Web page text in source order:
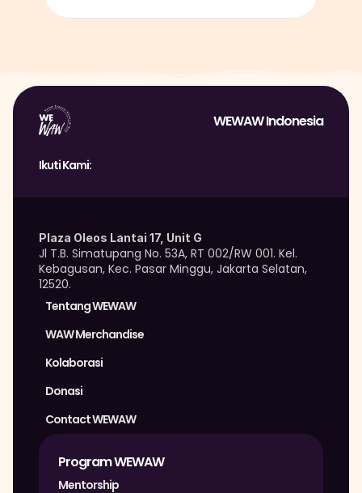
WEWAW Indonesia
Ikuti Kami:
Tentang WEWAW
WAW Merchandise
Kolaborasi
Donasi
Contact WEWAW
Plaza Oleos Lantai 17, Unit G
Jl T.B. Simatupang No. 53A, RT 002/RW 001. Kel.
Kebagusan, Kec. Pasar Minggu, Jakarta Selatan,
12520.
Program WEWAW
Mentorship